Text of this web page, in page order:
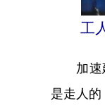
工
加速建
是走人的